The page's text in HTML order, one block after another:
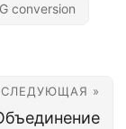
conversion
СЛЕДУЮЩАЯ »